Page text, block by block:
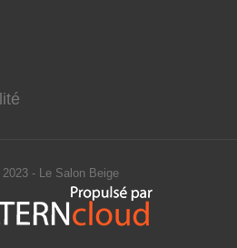
2023 - Le Salon Beige